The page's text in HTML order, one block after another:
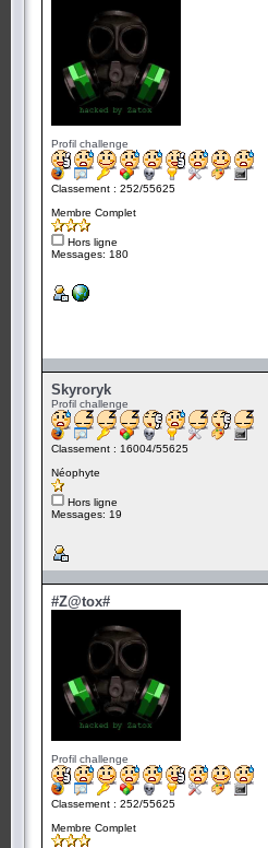
Profil challenge
Classement : 252/55625
Membre Complet
Hors ligne
Messages: 180
Skyroryk
Profil challenge
Classement : 16004/55625
Néophyte
Hors ligne
Messages: 19
#Z@tox#
Profil challenge
Classement : 252/55625
Membre Complet